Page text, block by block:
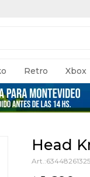
Retro Xbox
Head